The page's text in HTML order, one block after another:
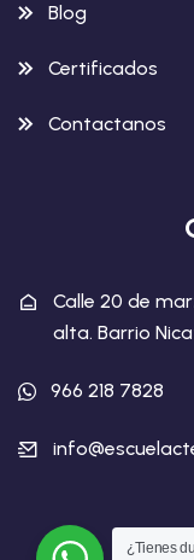
Blog
Certificados
Contactanos
Calle 20 de
alta. Barrio
966 218 7828
¿Tienes